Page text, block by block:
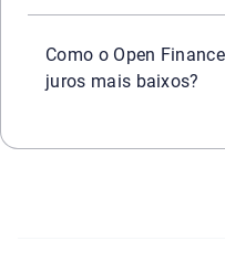
Como o Open
juros mais baixos?